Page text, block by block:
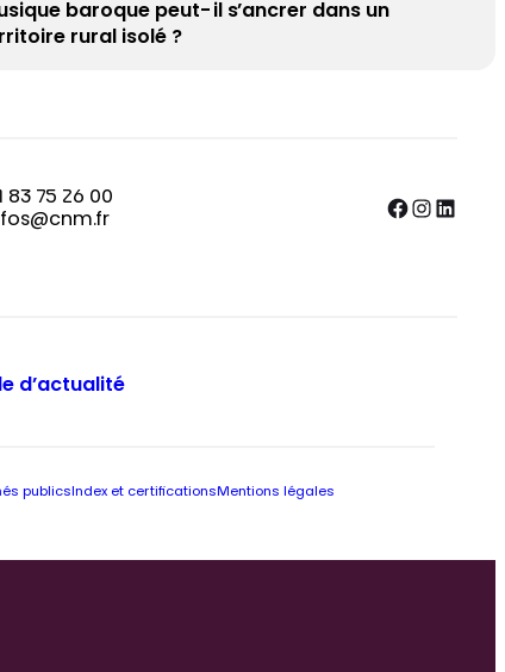
baroque peut-il s’ancrer dans un
rural isolé ?
83 75 26 00
Facebook InstagramLinkedIn
d’actualité
publics Index et certifications Mentions légales